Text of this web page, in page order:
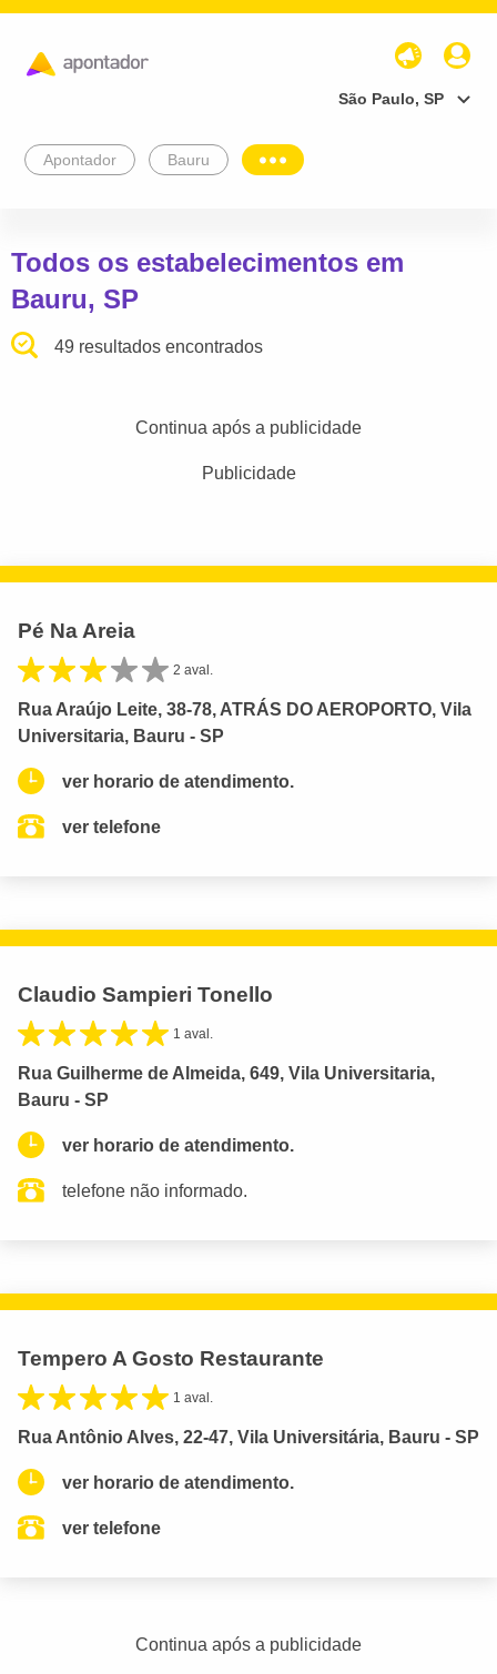
São Paulo, SP
Apontador Bauru
Todos os estabelecimentos em
Bauru, SP
49 resultados encontrados
Continua após a publicidade
Publicidade
Pé Na Areia
2 aval.
Rua Araújo Leite, 38-78, ATRÁS DO AEROPORTO, Vila
Universitaria, Bauru - SP
ver horario de atendimento.
ver telefone
Claudio Sampieri Tonello
1 aval.
Rua Guilherme de Almeida, 649, Vila Universitaria,
Bauru - SP
ver horario de atendimento.
telefone não informado.
Tempero A Gosto Restaurante
1 aval.
Rua Antônio Alves, 22-47, Vila Universitária, Bauru - SP
ver horario de atendimento.
ver telefone
Continua após a publicidade